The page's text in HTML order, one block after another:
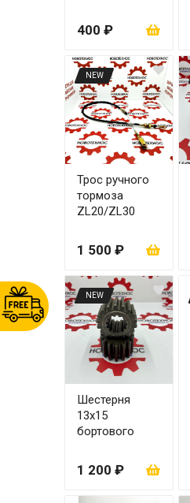
400 ₽
NEW
Трос ручного
тормоза
ZL20/ZL30
1 500 ₽
NEW
Шестерня
13х15
бортового
51x28, 51х20
для моста
ZL30
1 200 ₽